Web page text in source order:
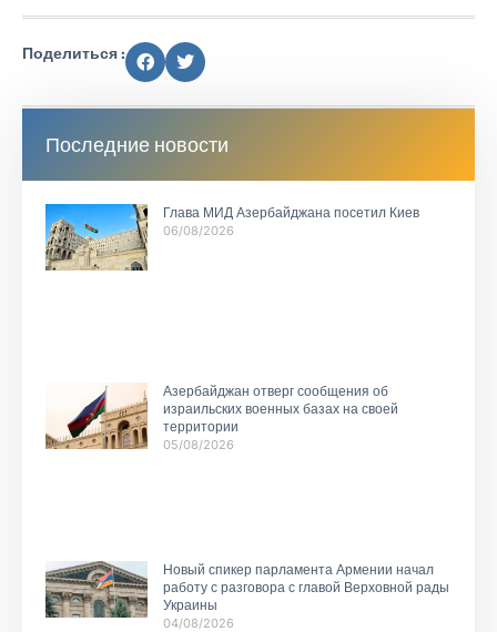
Поделиться :
Последние новости
Глава МИД Азербайджана посетил Киев
06/08/2026
Азербайджан отверг сообщения об
израильских военных базах на своей
территории
05/08/2026
Новый спикер парламента Армении начал
работу с разговора с главой Верховной рады
Украины
04/08/2026